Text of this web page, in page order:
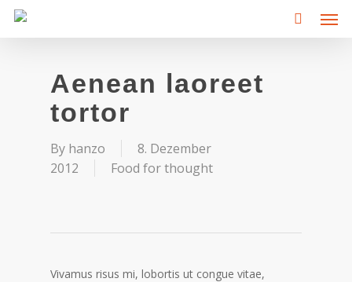
Skip
Aenean laoreet
tortor
By hanzo
8. Dezember
2012
Food for thought
Vivamus risus mi, lobortis ut congue vitae,